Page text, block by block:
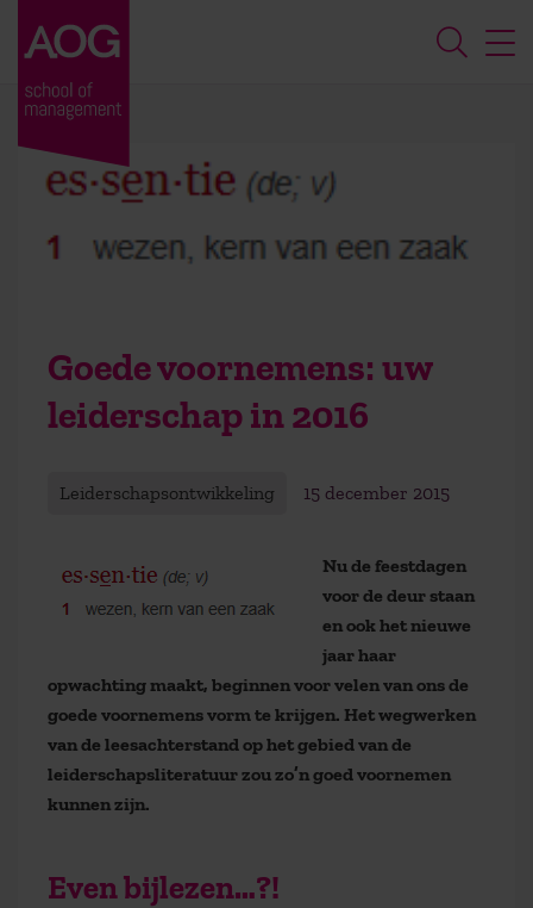
Goede voornemens: uw
leiderschap in 2016
Leiderschapsontwikkeling 15 december 2015
Nu de feestdagen
voor de deur staan
en ook het nieuwe
jaar haar
opwachting maakt, beginnen voor velen van ons de
goede voornemens vorm te krijgen. Het wegwerken
van de leesachterstand op het gebied van de
leiderschapsliteratuur zou zo’n goed voornemen
kunnen zijn.
Even bijlezen…?!